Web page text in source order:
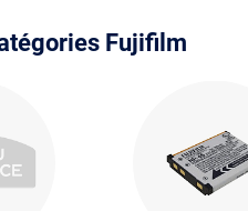
Fujifilm